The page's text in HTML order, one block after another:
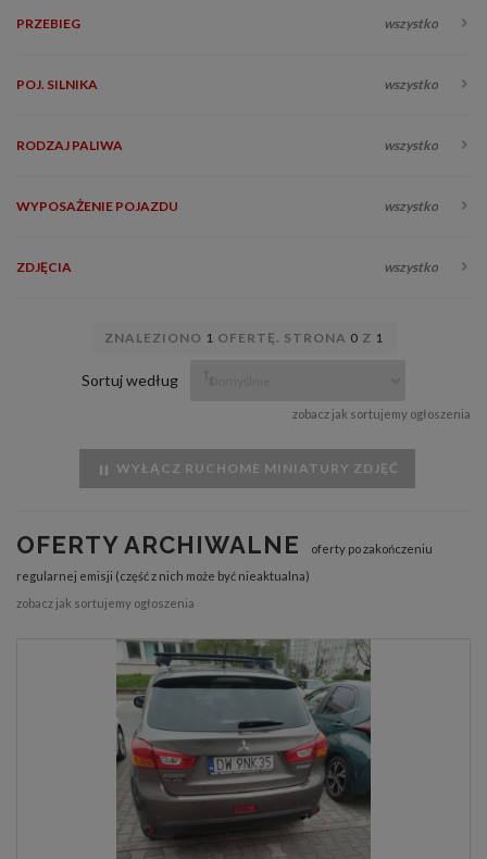
PRZEBIEG wszystko
POJ. SILNIKA wszystko
RODZAJ PALIWA wszystko
WYPOSAŻENIE POJAZDU wszystko
ZDJĘCIA wszystko
ZNALEZIONO 1 OFERTĘ. STRONA 0 Z 1
Sortuj według
zobacz jak sortujemy ogłoszenia
WYŁĄCZ RUCHOME MINIATURY ZDJĘĆ
OFERTY ARCHIWALNE
oferty po zakończeniu
regularnej emisji (część z nich może być nieaktualna)
zobacz jak sortujemy ogłoszenia